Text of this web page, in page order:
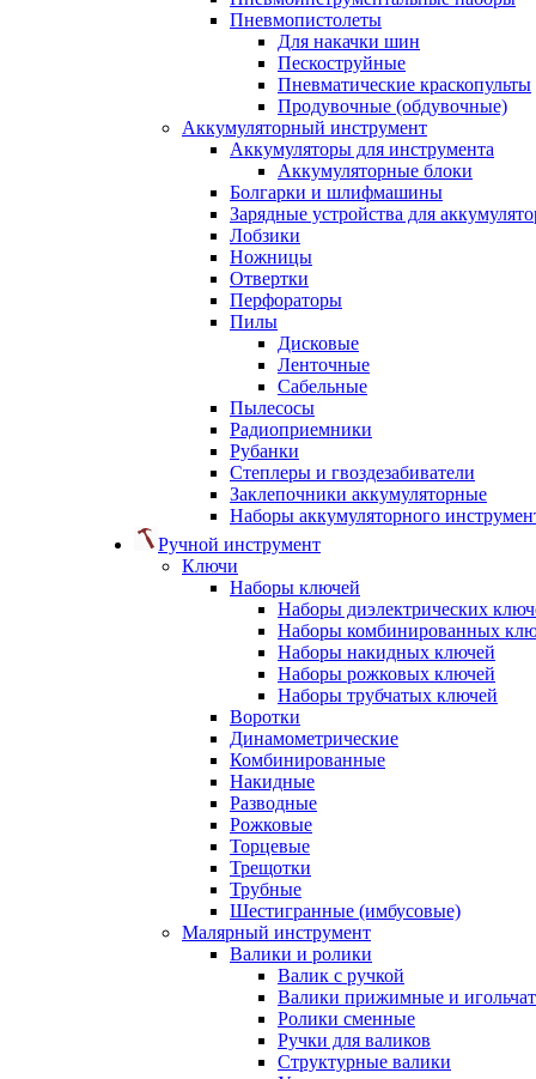
Пневмопистолеты
Для накачки шин
Пескоструйные
Пневматические краскопульты
Продувочные (обдувочные)
Аккумуляторный инструмент
Аккумуляторы для инструмента
Аккумуляторные блоки
Болгарки и шлифмашины
Зарядные устройства для
Лобзики
Ножницы
Отвертки
Перфораторы
Пилы
Дисковые
Ленточные
Сабельные
Пылесосы
Радиоприемники
Рубанки
Степлеры и гвоздезабиватели
Заклепочники аккумуляторные
Наборы аккумуляторного
Ручной инструмент
Ключи
Наборы ключей
Наборы диэлектрических
Наборы комбинированных
Наборы накидных ключей
Наборы рожковых ключей
Наборы трубчатых ключей
Воротки
Динамометрические
Комбинированные
Накидные
Разводные
Рожковые
Торцевые
Трещотки
Трубные
Шестигранные (имбусовые)
Малярный инструмент
Валики и ролики
Валик с ручкой
Валики прижимные и
Ролики сменные
Ручки для валиков
Структурные валики